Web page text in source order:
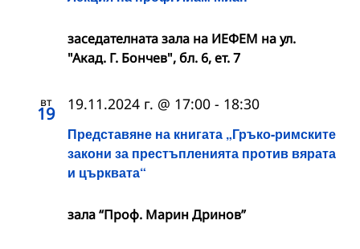
заседателната зала на ИЕФЕМ на ул.
"Акад. Г. Бончев", бл. 6, ет. 7
вт
19
Представяне на книгата „Гръко-римските
закони за престъпленията против вярата
и църквата“
19.11.2024 г. @ 17:00 - 18:30
зала “Проф. Марин Дринов”